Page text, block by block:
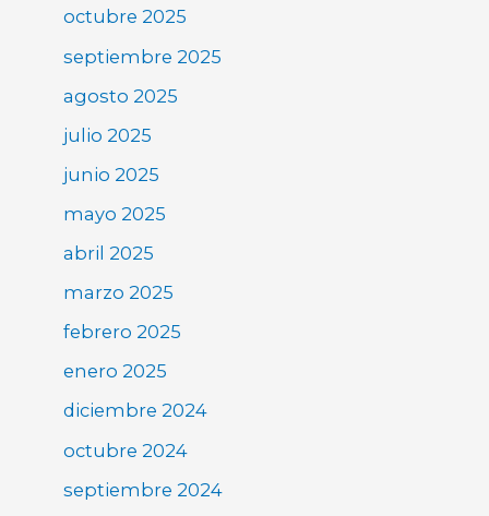
octubre 2025
septiembre 2025
agosto 2025
julio 2025
junio 2025
mayo 2025
abril 2025
marzo 2025
febrero 2025
enero 2025
diciembre 2024
octubre 2024
septiembre 2024